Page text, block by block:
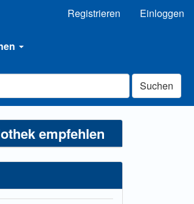
Registrieren Einloggen
Suchen
empfehlen